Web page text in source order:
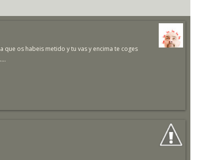
que os habeis metido y tu vas y encima te coges